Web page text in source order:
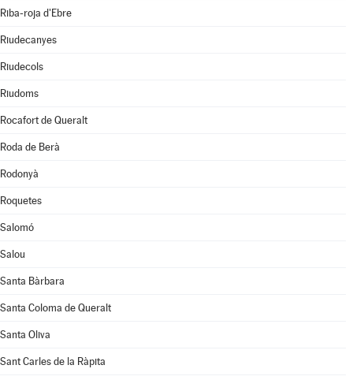
Riba-roja d'Ebre
Riudecanyes
Riudecols
Riudoms
Rocafort de Queralt
Roda de Berà
Rodonyà
Roquetes
Salomó
Salou
Santa Bàrbara
Santa Coloma de Queralt
Santa Oliva
Sant Carles de la Ràpita